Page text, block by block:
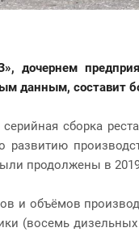
дочернем
данным, составит
сборка
развитию
продолжены в 2019
и объёмов
(восемь